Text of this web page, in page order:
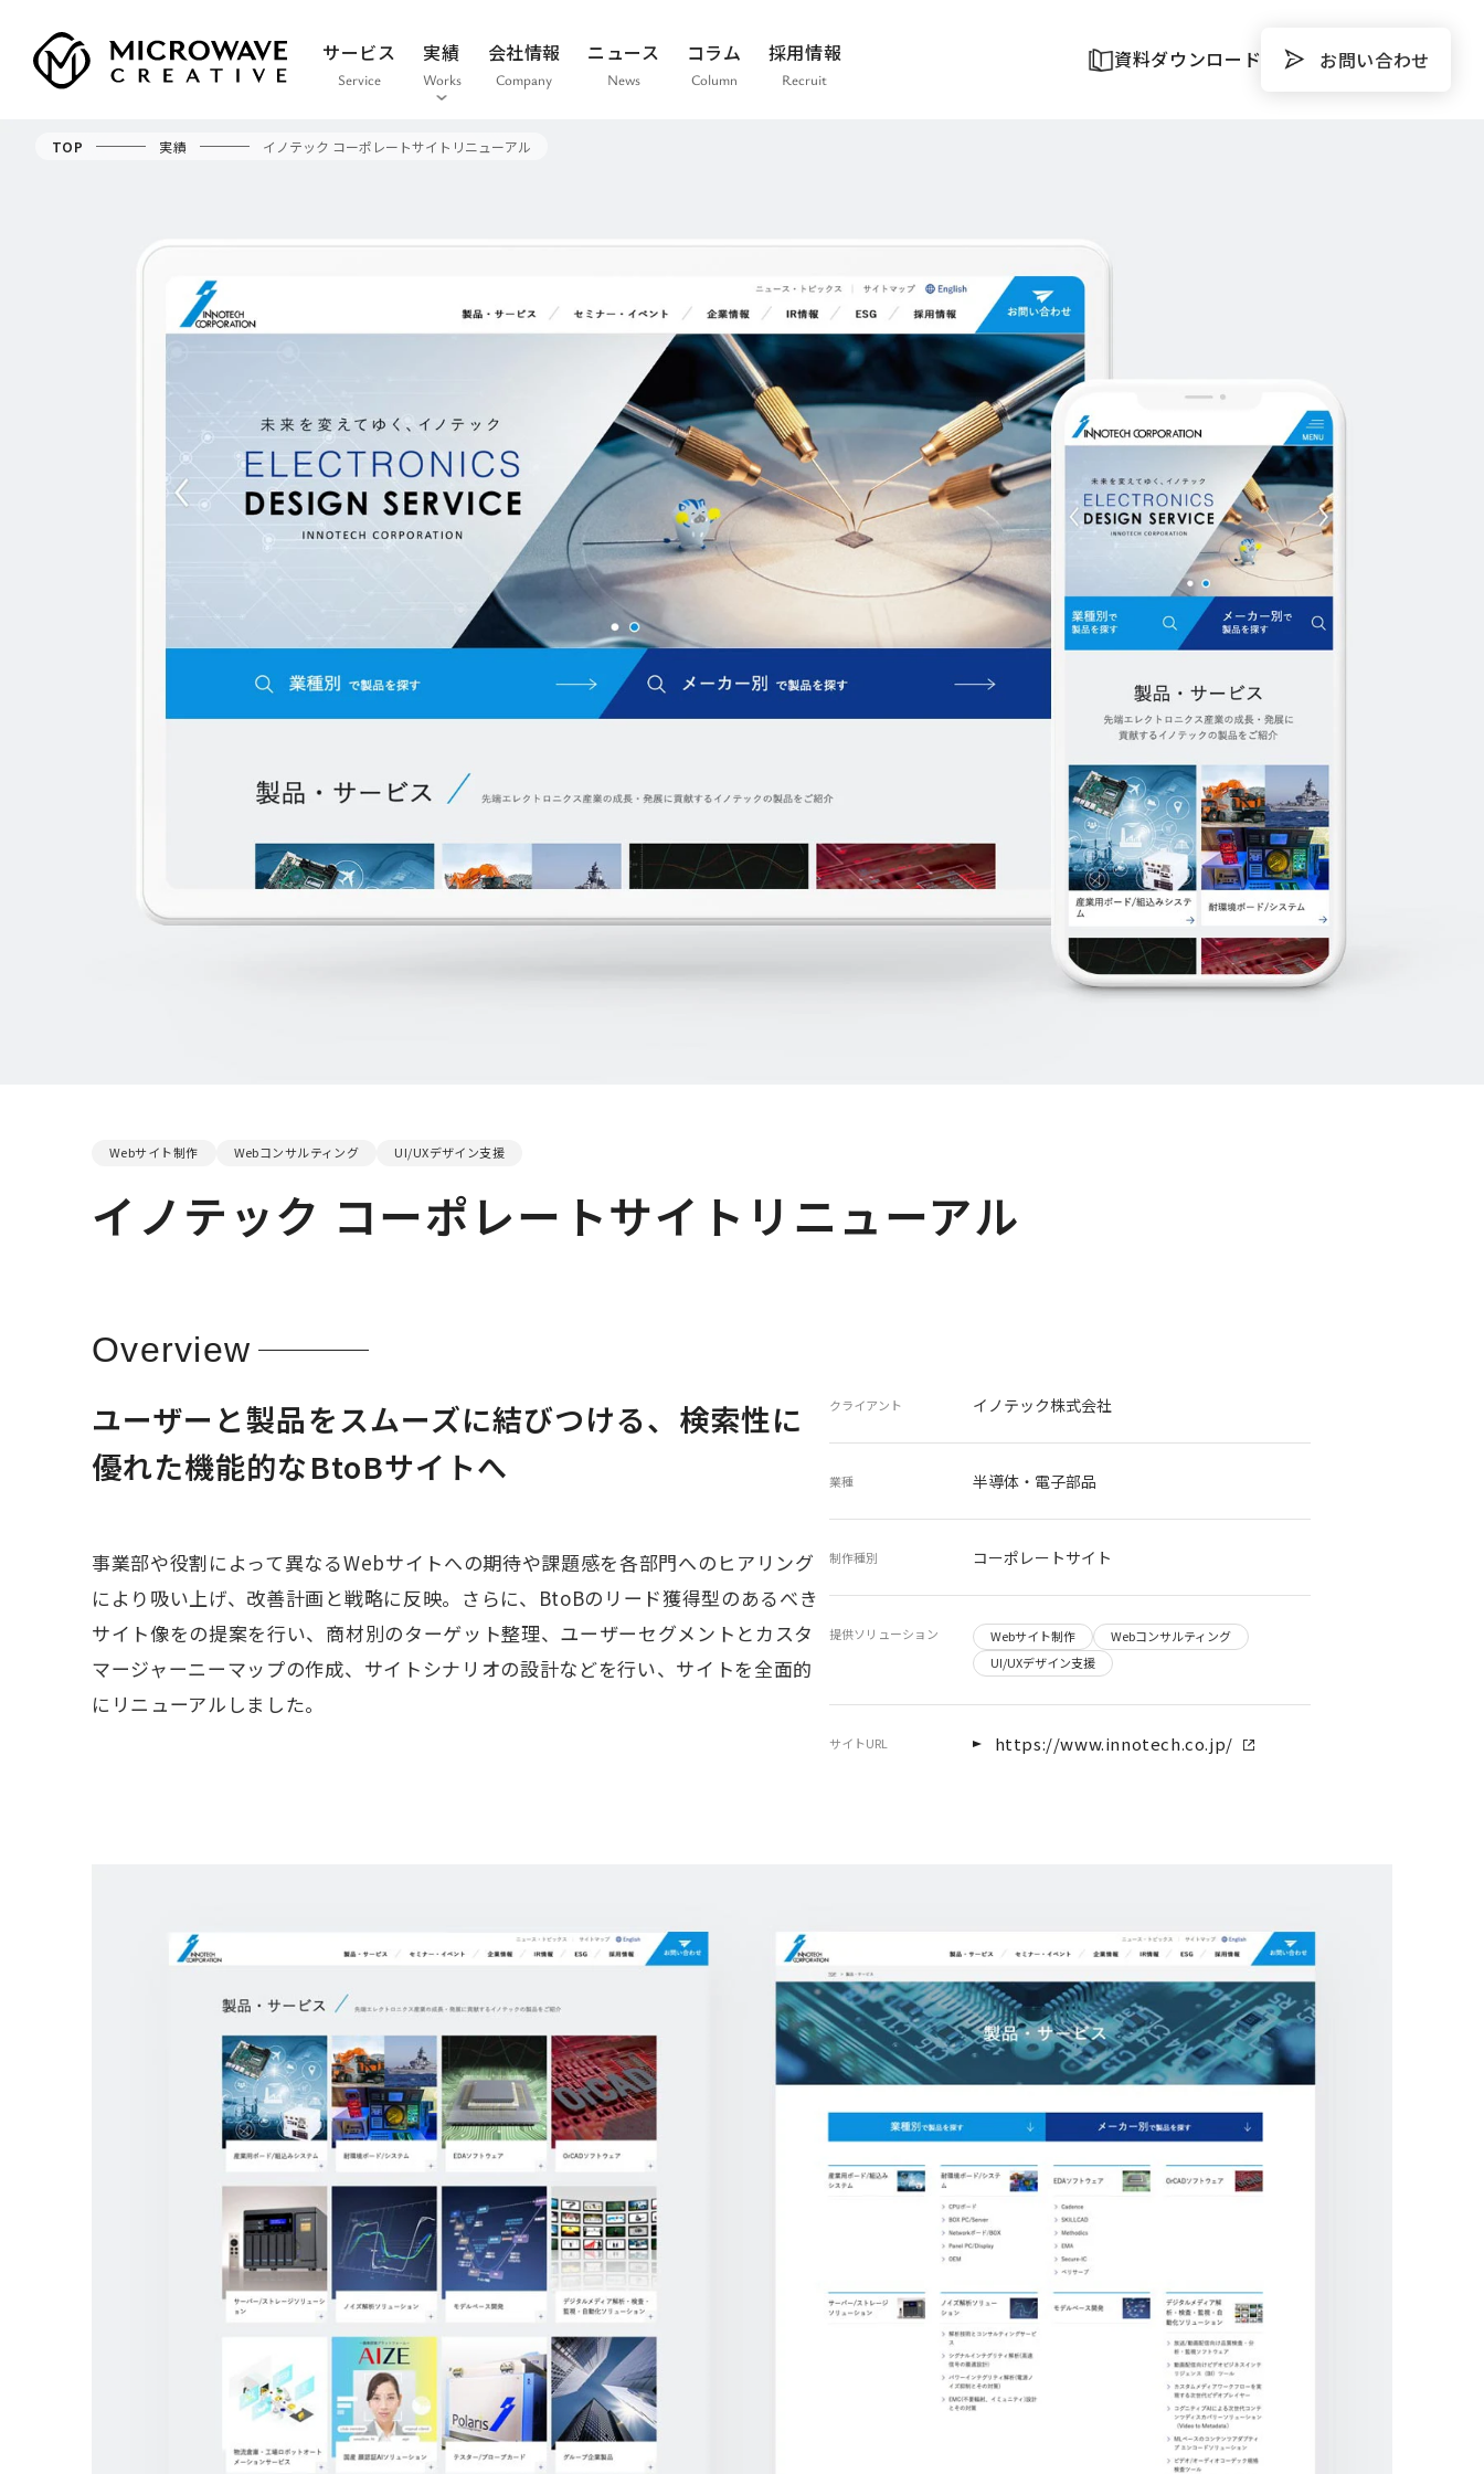
サービス
Service
実績
Works
会社情報
Company
ニュース
News
コラム
Column
採用情報
Recruit
資料ダウンロード お問い合わせ
TOP 実績 イノテック コーポレートサイトリニューアル
Webサイト制作 Webコンサルティング UI/UXデザイン支援
イノテック コーポレートサイトリニューアル
Overview
ユーザーと製品をスムーズに結びつける、検索性に
優れた機能的なBtoBサイトへ
事業部や役割によって異なるWebサイトへの期待や課題感を各部門へのヒアリング
により吸い上げ、改善計画と戦略に反映。さらに、BtoBのリード獲得型のあるべき
サイト像をの提案を行い、商材別のターゲット整理、ユーザーセグメントとカスタ
マージャーニーマップの作成、サイトシナリオの設計などを行い、サイトを全面的
にリニューアルしました。
クライアント イノテック株式会社
業種 半導体・電子部品
制作種別 コーポレートサイト
提供ソリューション Webサイト制作
Webコンサルティング
UI/UXデザイン支援
サイトURL https://www.innotech.co.jp/